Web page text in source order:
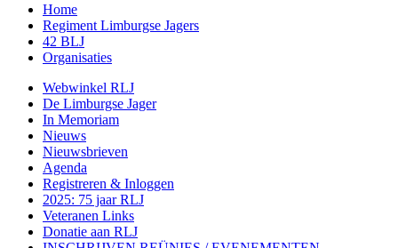
Home
Regiment Limburgse Jagers
42 BLJ
Organisaties
Webwinkel RLJ
De Limburgse Jager
In Memoriam
Nieuws
Nieuwsbrieven
Agenda
Registreren & Inloggen
2025: 75 jaar RLJ
Veteranen Links
Donatie aan RLJ